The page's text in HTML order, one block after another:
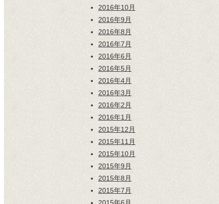
2016年10月
2016年9月
2016年8月
2016年7月
2016年6月
2016年5月
2016年4月
2016年3月
2016年2月
2016年1月
2015年12月
2015年11月
2015年10月
2015年9月
2015年8月
2015年7月